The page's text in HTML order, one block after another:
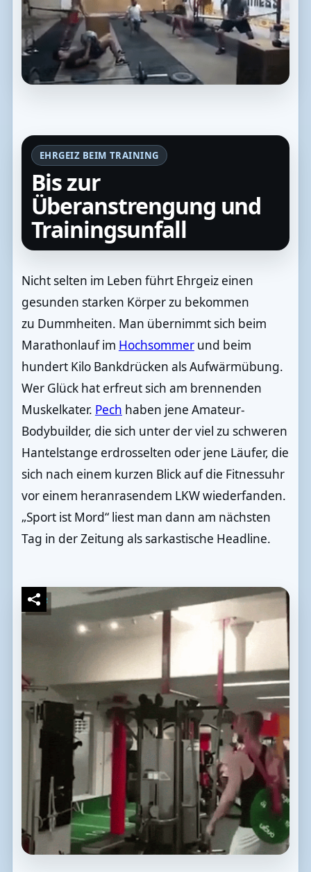
EHRGEIZ BEIM TRAINING
Bis zur
Überanstrengung und
Trainingsunfall
Nicht selten im Leben führt Ehrgeiz einen
gesunden starken Körper zu bekommen
zu Dummheiten. Man übernimmt sich beim
Marathonlauf im Hochsommerund beim
hundert Kilo Bankdrücken als Aufwärmübung.
Wer Glück hat erfreut sich am brennenden
Muskelkater. Pech haben jene Amateur-
Bodybuilder, die sich unter der viel zu schweren
Hantelstange erdrosselten oder jene Läufer, die
sich nach einem kurzen Blick auf die Fitnessuhr
vor einem heranrasendem LKW wiederfanden.
„Sport ist Mord“ liest man dann am nächsten
Tag in der Zeitung als sarkastische Headline.